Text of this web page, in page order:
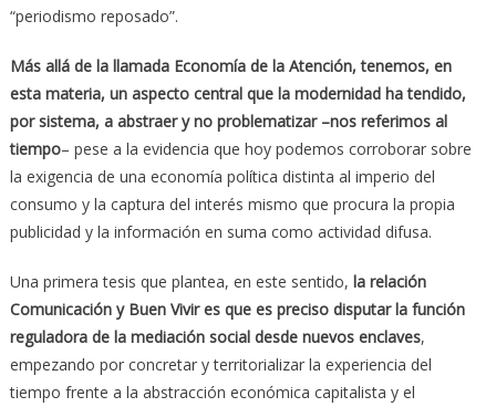
“periodismo reposado”.
Más allá de la llamada Economía de la Atención, tenemos, en
esta materia, un aspecto central que la modernidad ha tendido,
por sistema, a abstraer y no problematizar –nos referimos al
tiempo– pese a la evidencia que hoy podemos corroborar sobre
la exigencia de una economía política distinta al imperio del
consumo y la captura del interés mismo que procura la propia
publicidad y la información en suma como actividad difusa.
Una primera tesis que plantea, en este sentido, la relación
Comunicación y Buen Vivir es que es preciso disputar la función
reguladora de la mediación social desde nuevos enclaves,
empezando por concretar y territorializar la experiencia del
tiempo frente a la abstracción económica capitalista y el